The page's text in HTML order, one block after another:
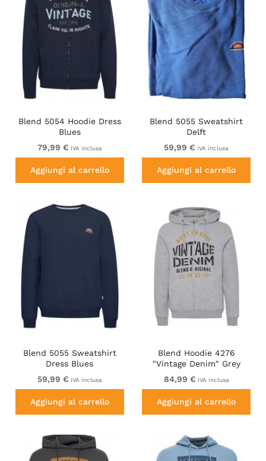
Blend 5054 Hoodie Dress
Blues
79,99 € IVA inclusa
Aggiungi al carrello
Blend 5055 Sweatshirt
Delft
59,99 € IVA inclusa
Aggiungi al carrello
Blend 5055 Sweatshirt
Dress Blues
59,99 € IVA inclusa
Aggiungi al carrello
Blend Hoodie 4276
"Vintage Denim" Grey
84,99 € IVA inclusa
Aggiungi al carrello